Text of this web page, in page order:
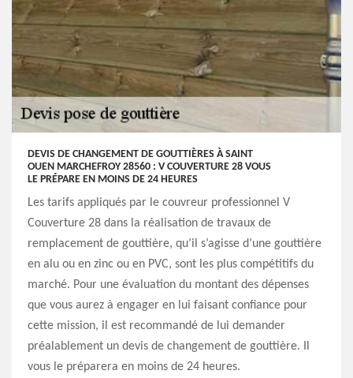
DEVIS DE CHANGEMENT DE GOUTTIÈRES À SAINT
OUEN MARCHEFROY 28560 : V COUVERTURE 28 VOUS
LE PRÉPARE EN MOINS DE 24 HEURES
Les tarifs appliqués par le couvreur professionnel V
Couverture 28 dans la réalisation de travaux de
remplacement de gouttière, qu’il s’agisse d’une gouttière
en alu ou en zinc ou en PVC, sont les plus compétitifs du
marché. Pour une évaluation du montant des dépenses
que vous aurez à engager en lui faisant confiance pour
cette mission, il est recommandé de lui demander
préalablement un devis de changement de gouttière. Il
vous le préparera en moins de 24 heures.